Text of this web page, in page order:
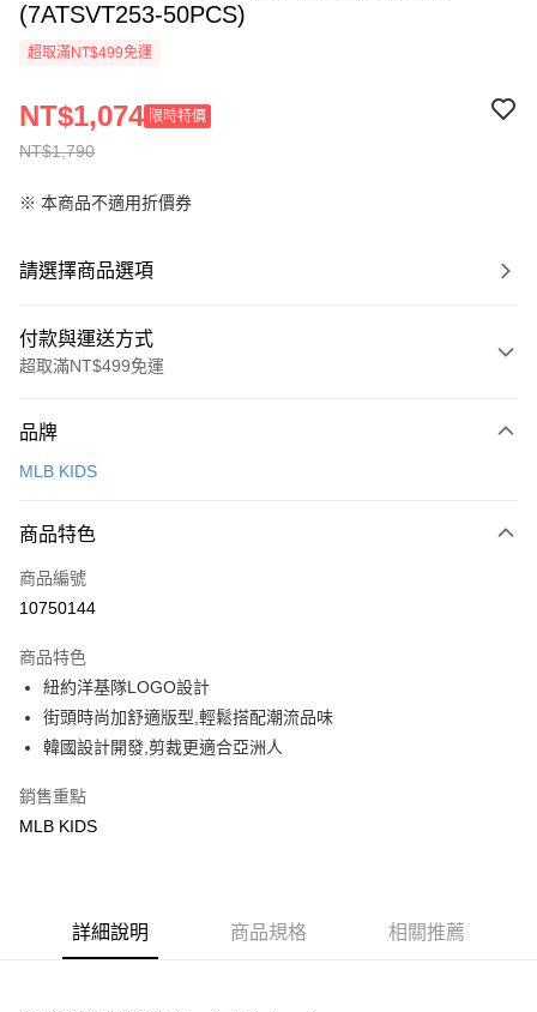
(7ATSVT253-50PCS)
超取滿NT$499免運
NT$1,790
NT$1,074 限時特價
※ 本商品不適用折價券
請選擇商品選項
付款與運送方式
超取滿NT$499免運
信用卡一次付款
LINE Pay
Apple Pay
悠遊付
運送方式
每筆NT$60，滿NT$499(含以上)免運費
7-11取貨付款<未取貨列黑名單/不支援離島取退>
品牌
MLB KIDS
商品特色
商品編號
10750144
商品特色
紐約洋基隊LOGO設計
街頭時尚加舒適版型,輕鬆搭配潮流品味
韓國設計開發,剪裁更適合亞洲人
銷售重點
MLB KIDS
詳細說明 商品規格 相關推薦